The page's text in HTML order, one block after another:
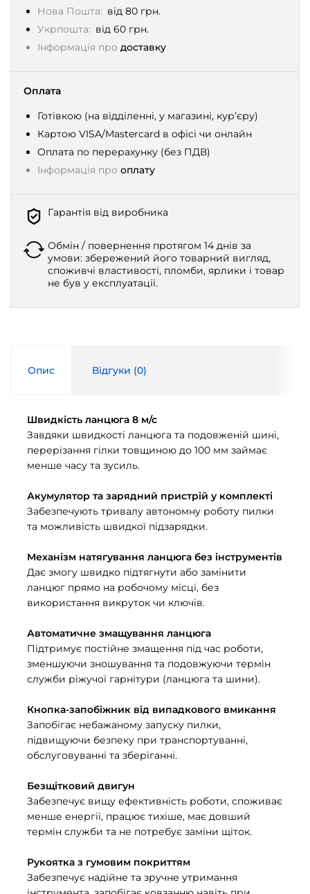
Нова Пошта: від 80 грн.
Укрпошта: від 60 грн.
Інформація про доставку
Оплата
Готівкою (на відділенні, у магазині, кур’єру)
Картою VISA/Mastercard в офісі чи онлайн
Оплата по перерахунку (без ПДВ)
Інформація про оплату
Гарантія від виробника
Обмін / повернення протягом 14 днів за
умови: збережений його товарний вигляд,
споживчі властивості, пломби, ярлики і товар
не був у експлуатації.
Опис Відгуки (0)
Швидкість ланцюга 8 м/с
Завдяки швидкості ланцюга та подовженій шині,
перерізання гілки товщиною до 100 мм займає
менше часу та зусиль.
Акумулятор та зарядний пристрій у комплекті
Забезпечують тривалу автономну роботу пилки
та можливість швидкої підзарядки.
Механізм натягування ланцюга без інструментів
Дає змогу швидко підтягнути або замінити
ланцюг прямо на робочому місці, без
використання викруток чи ключів.
Автоматичне змащування ланцюга
Підтримує постійне змащення під час роботи,
зменшуючи зношування та подовжуючи термін
служби ріжучої гарнітури (ланцюга та шини).
Кнопка-запобіжник від випадкового вмикання
Запобігає небажаному запуску пилки,
підвищуючи безпеку при транспортуванні,
обслуговуванні та зберіганні.
Безщітковий двигун
Забезпечує вищу ефективність роботи, споживає
менше енергії, працює тихіше, має довший
термін служби та не потребує заміни щіток.
Рукоятка з гумовим покриттям
Забезпечує надійне та зручне утримання